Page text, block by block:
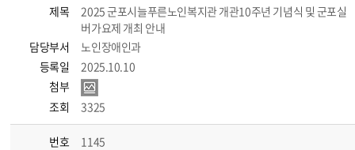
제목
2025 군포시늘푸른노인복지관 개관10주년 기념식 및 군포실
버가요제 개최 안내
담당부서
노인장애인과
등록일
2025.10.10
첨부
조회
3325
번호
1145